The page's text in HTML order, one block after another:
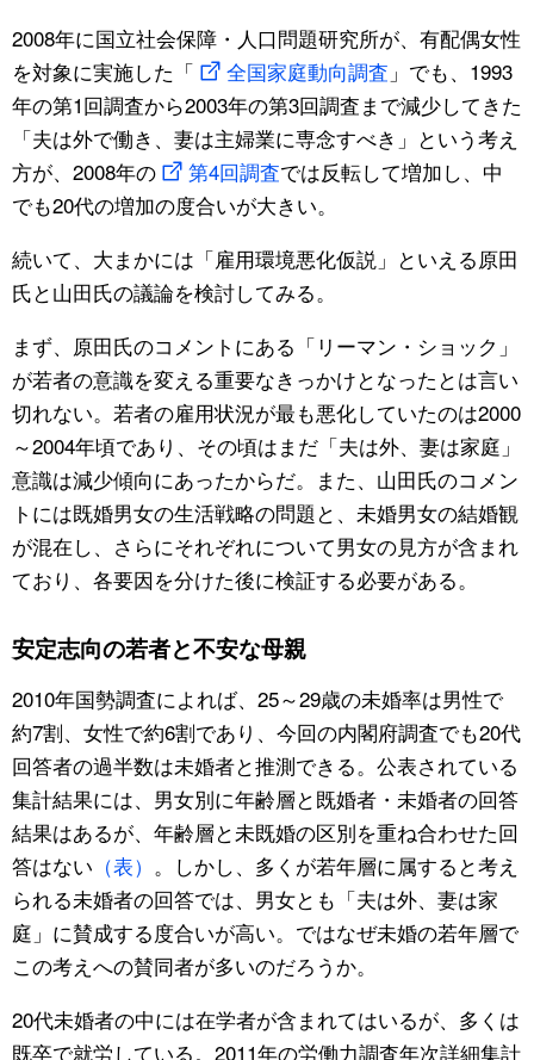
2008年に国立社会保障・人口問題研究所が、有配偶女性
を対象に実施した「
全国家庭動向調査 」でも、1993
年の第1回調査から2003年の第3回調査まで減少してきた
「夫は外で働き、妻は主婦業に専念すべき」という考え
方が、2008年の
第4回調査では反転して増加し、中
でも20代の増加の度合いが大きい。
続いて、大まかには「雇用環境悪化仮説」といえる原田
氏と山田氏の議論を検討してみる。
まず、原田氏のコメントにある「リーマン・ショック」
が若者の意識を変える重要なきっかけとなったとは言い
切れない。若者の雇用状況が最も悪化していたのは2000
～2004年頃であり、その頃はまだ「夫は外、妻は家庭」
意識は減少傾向にあったからだ。また、山田氏のコメン
トには既婚男女の生活戦略の問題と、未婚男女の結婚観
が混在し、さらにそれぞれについて男女の見方が含まれ
ており、各要因を分けた後に検証する必要がある。
安定志向の若者と不安な母親
2010年国勢調査によれば、25～29歳の未婚率は男性で
約7割、女性で約6割であり、今回の内閣府調査でも20代
回答者の過半数は未婚者と推測できる。公表されている
集計結果には、男女別に年齢層と既婚者・未婚者の回答
結果はあるが、年齢層と未既婚の区別を重ね合わせた回
答はない （表） 。しかし、多くが若年層に属すると考え
られる未婚者の回答では、男女とも「夫は外、妻は家
庭」に賛成する度合いが高い。ではなぜ未婚の若年層で
この考えへの賛同者が多いのだろうか。
20代未婚者の中には在学者が含まれてはいるが、多くは
既卒で就労している。2011年の労働力調査年次詳細集計